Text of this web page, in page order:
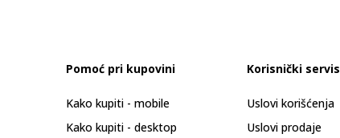
Pomoć pri kupovini
Kako kupiti - mobile
Kako kupiti - desktop
Korisnički servis
Uslovi korišćenja
Uslovi prodaje